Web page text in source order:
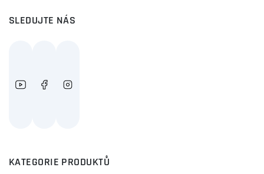
SLEDUJTE NÁS
KATEGORIE PRODUKTŮ